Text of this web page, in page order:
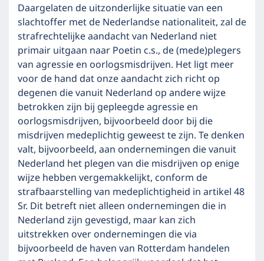
Daargelaten de uitzonderlijke situatie van een
slachtoffer met de Nederlandse nationaliteit, zal de
strafrechtelijke aandacht van Nederland niet
primair uitgaan naar Poetin c.s., de (mede)plegers
van agressie en oorlogsmisdrijven. Het ligt meer
voor de hand dat onze aandacht zich richt op
degenen die vanuit Nederland op andere wijze
betrokken zijn bij gepleegde agressie en
oorlogsmisdrijven, bijvoorbeeld door bij die
misdrijven medeplichtig geweest te zijn. Te denken
valt, bijvoorbeeld, aan ondernemingen die vanuit
Nederland het plegen van die misdrijven op enige
wijze hebben vergemakkelijkt, conform de
strafbaarstelling van medeplichtigheid in artikel 48
Sr. Dit betreft niet alleen ondernemingen die in
Nederland zijn gevestigd, maar kan zich
uitstrekken over ondernemingen die via
bijvoorbeeld de haven van Rotterdam handelen